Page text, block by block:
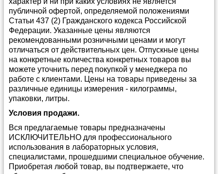
публичной офертой, определяемой положениями
Статьи 437 (2) Гражданского кодекса Российской
Федерации. Указанные цены являются
рекомендованными розничными ценами и могут
отличаться от действительных цен. Отпускные цены
на конкретные количества конкретных товаров вы
можете уточнить перед покупкой у менеджера по
работе с клиентами. Цены на товары приведены за
различные единицы измерения - килограммы,
упаковки, литры.
Условия продажи.
Вся предлагаемые товары предназначены
ИСКЛЮЧИТЕЛЬНО для профессионального
использования в лабораторных условия,
специалистами, прошедшими специальное обучение.
Приобретая любой товар, вы подтвержаете, что